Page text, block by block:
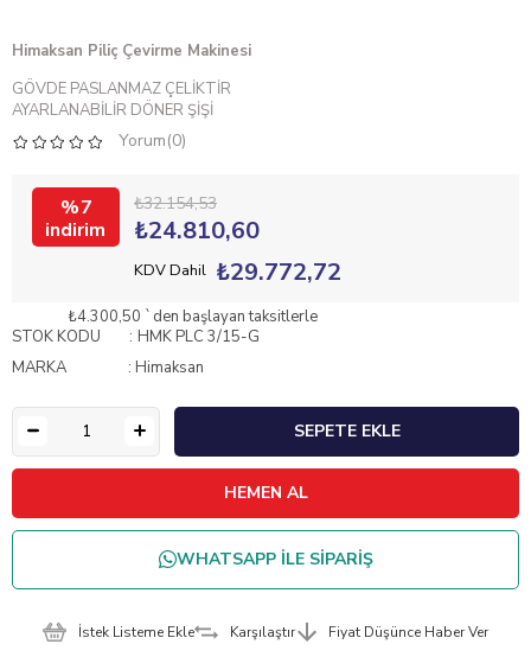
Himaksan Piliç Çevirme Makinesi
GÖVDE PASLANMAZ ÇELİKTİR
AYARLANABİLİR DÖNER ŞİŞİ
Yorum(0)
7 ₺32.154,53
₺24.810,60
KDV Dahil ₺29.772,72
₺4.300,50 `den başlayan taksitlerle
STOK KODU
HMK PLC 3/15-G
MARKA
: Himaksan
WHATSAPP İLE SİPARİŞ
İstek Listeme Ekle Karşılaştır Fiyat Düşünce Haber Ver